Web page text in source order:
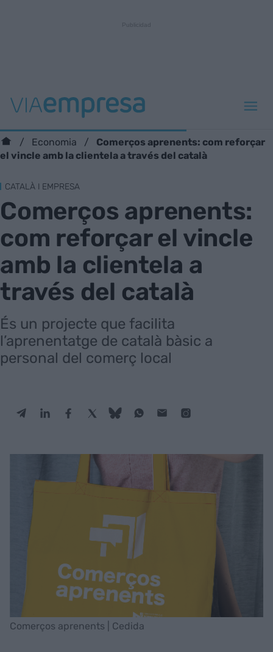
Economia
Comerços aprenents: com reforçar
el vincle amb la clientela a través del català
CATALÀ I EMPRESA
Comerços aprenents:
com reforçar el vincle
amb la clientela a
través del català
És un projecte que facilita
l’aprenentatge de català bàsic a
personal del comerç local
Comerços aprenents | Cedida